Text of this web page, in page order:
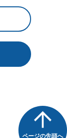
ページの先頭へ